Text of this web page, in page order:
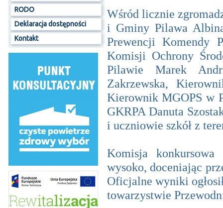
RODO
Deklaracja dostępności
Kontakt
Wśród licznie
i Gminy Pilawa
Prewencji Komendy
Komisji Ochrony
Pilawie Marek
Zakrzewska,
Kierownik MGOPS w
GKRPA Danuta
i uczniowie szkół z
Komisja konkursowa
wysoko, doceniając
Oficjalne wyniki
towarzystwie